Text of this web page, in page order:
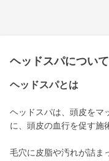
ヘッドスパについて
ヘッドスパとは
ヘッドスパは、頭皮をマ
に、頭皮の血行を促す施
毛穴に皮脂や汚れが詰ま